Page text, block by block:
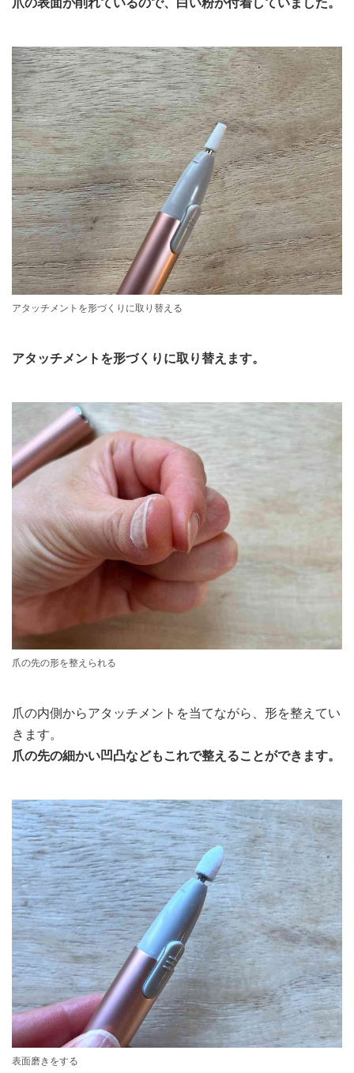
アタッチメントを形づくりに取り替える
アタッチメントを形づくりに取り替えます。
爪の先の形を整えられる
爪の内側からアタッチメントを当てながら、形を整えてい
きます。
爪の先の細かい凹凸などもこれで整えることができます。
表面磨きをする